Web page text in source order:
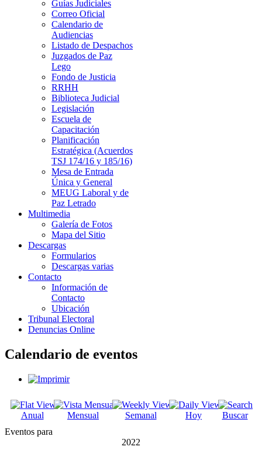
Guías Judiciales
Correo Oficial
Calendario de
Audiencias
Listado de Despachos
Juzgados de Paz
Lego
Fondo de Justicia
RRHH
Biblioteca Judicial
Legislación
Escuela de
Capacitación
Planificación
Estratégica (Acuerdos
TSJ 174/16 y 185/16)
Mesa de Entrada
Única y General
MEUG Laboral y de
Paz Letrado
Multimedia
Galería de Fotos
Mapa del Sitio
Descargas
Formularios
Descargas varias
Contacto
Información de
Contacto
Ubicación
Tribunal Electoral
Denuncias Online
Calendario de eventos
Anual Mensual Semanal Hoy
Buscar
Eventos para
2022